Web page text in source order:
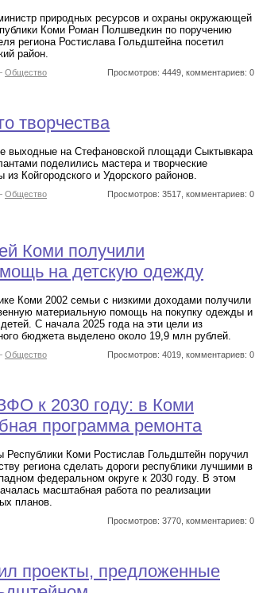
природных ресурсов и охраны окружающей
Коми Роман Полшведкин по поручению
региона Ростислава Гольдштейна посетил
район.
Общество Просмотров: 4449, комментариев: 0
творчества
выходные на Стефановской площади Сыктывкара
поделились мастера и творческие
из Койгородского и Удорского районов.
Общество Просмотров: 3517, комментариев: 0
Коми получили
на детскую одежду
Коми 2002 семьи с низкими доходами получили
материальную помощь на покупку одежды и
С начала 2025 года на эти цели из
бюджета выделено около 19,9 млн рублей.
Общество Просмотров: 4019, комментариев: 0
к 2030 году: в Коми
программа ремонта
Республики Коми Ростислав Гольдштейн поручил
региона сделать дороги республики лучшими в
федеральном округе к 2030 году. В этом
масштабная работа по реализации
планов.
Просмотров: 3770, комментариев: 0
проекты, предложенные